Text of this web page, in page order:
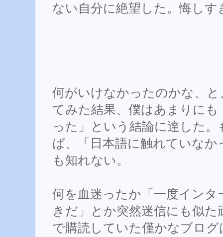
ない自分に絶望した。悔しす
何がいけなかったのかな、
てみた結果、僕はあまりに
った」という結論に達した
ば、「日本語に触れていな
も知れない。
何を血迷ったか「一度イン
きだ」とか突然迷信にも似
で購読していた僅かなブロ